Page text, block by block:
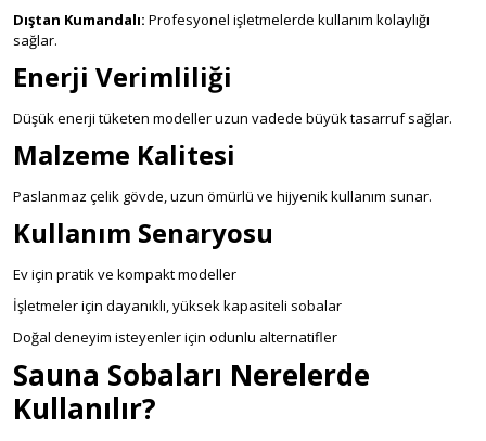
Dıştan Kumandalı: Profesyonel işletmelerde kullanım kolaylığı
sağlar.
Enerji Verimliliği
Düşük enerji tüketen modeller uzun vadede büyük tasarruf sağlar.
Malzeme Kalitesi
Paslanmaz çelik gövde, uzun ömürlü ve hijyenik kullanım sunar.
Kullanım Senaryosu
Ev için pratik ve kompakt modeller
İşletmeler için dayanıklı, yüksek kapasiteli sobalar
Doğal deneyim isteyenler için odunlu alternatifler
Sauna Sobaları Nerelerde
Kullanılır?